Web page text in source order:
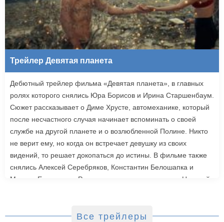
Трейлер Девятая планета
Дебютный трейлер фильма «Девятая планета», в главных
ролях которого снялись Юра Борисов и Ирина Старшенбаум.
Сюжет рассказывает о Диме Хрусте, автомеханике, который
после несчастного случая начинает вспоминать о своей
службе на другой планете и о возлюбленной Полине. Никто
не верит ему, но когда он встречает девушку из своих
видений, то решает докопаться до истины. В фильме также
снялись Алексей Серебряков, Константин Белошапка и
Максим Емельянов. Режиссером картины выступил Николай
Все трейлеры